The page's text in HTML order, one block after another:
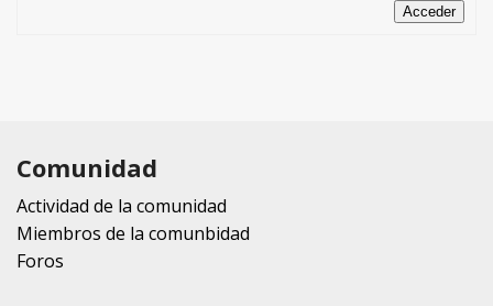
Acceder
Comunidad
Actividad de la comunidad
Miembros de la comunbidad
Foros